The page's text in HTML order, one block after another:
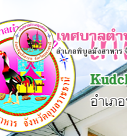
หน้า
หลัก
ข้อมูล
พื้น
ฐาน